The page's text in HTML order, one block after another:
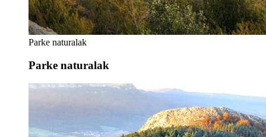
Parke naturalak
Parke naturalak